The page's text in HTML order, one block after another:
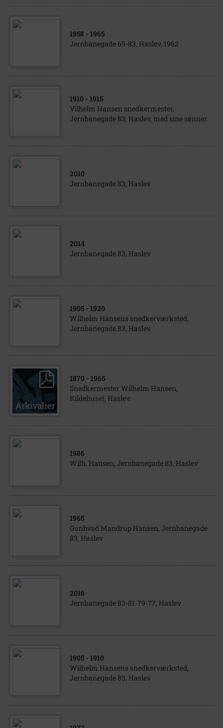
1958 - 1965
Jernbanegade 69-83, Haslev, 1962
1910 - 1915
Vilhelm Hansen snedkermester,
Jernbanegade 83, Haslev, med sine sønner.
2010
Jernbanegade 83, Haslev
2014
Jernbanegade 83, Haslev
1905 - 1920
Wilhelm Hansens snedkerværksted,
Jernbanegade 83, Haslev
1870 - 1965
Snedkermester Wilhelm Hansen,
Kildehuset, Haslev.
1986
Wilh. Hansen, Jernbanegade 83, Haslev
1965
Gunhvad Mandrup Hansen, Jernbanegade
83, Haslev
2016
Jernbanegade 83-81-79-77, Haslev
1905 - 1910
Wilhelm Hansens snedkerværksted,
Jernbanegade 83, Haslev